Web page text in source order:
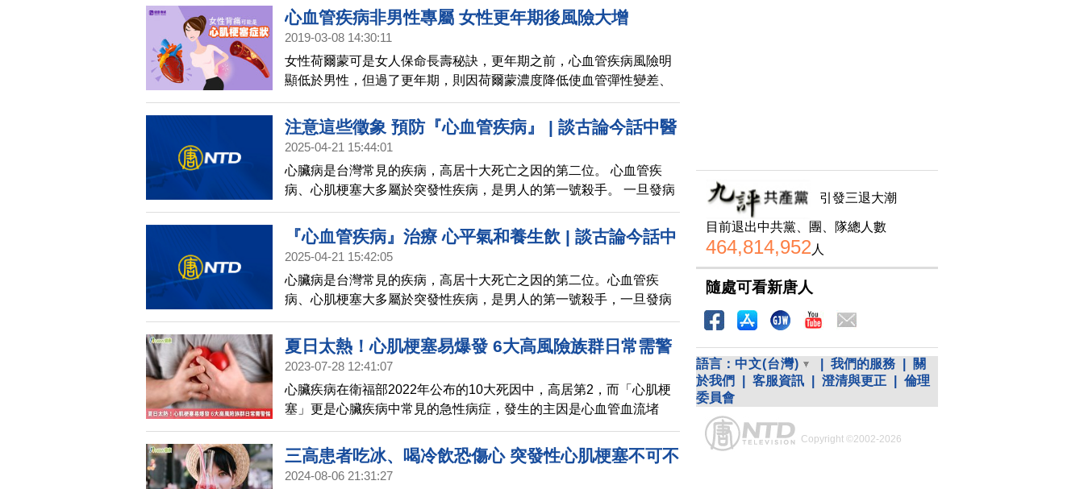
因為突發心肌梗塞，所幸及時獲得治療，他還特地到醫院，感謝醫療
團隊救命之恩。
心血管疾病非男性專屬 女性更年期後風險大增
2019-03-08 14:30:11
女性荷爾蒙可是女人保命長壽秘訣，更年期之前，心血管疾病風險明
顯低於男性，但過了更年期，則因荷爾蒙濃度降低使血管彈性變差、
血壓上升。研究顯示，更年期之後，每5歲增加近1倍心血管疾病死亡
率。
注意這些徵象 預防『心血管疾病』 | 談古論今話中醫
(585)
2025-04-21 15:44:01
心臟病是台灣常見的疾病，高居十大死亡之因的第二位。 心血管疾
病、心肌梗塞大多屬於突發性疾病，是男人的第一號殺手。 一旦發病
往往措手不及，但是高明的醫師往往能從五官或人體特定部位能發現
一些徵兆提高警 覺，作為預防的參考。 這一集很高興邀請到林源泉醫
師來到現場分享治療鼻子過敏的經驗。
『心血管疾病』治療 心平氣和養生飲 | 談古論今話中
醫(586)
2025-04-21 15:42:05
心臟病是台灣常見的疾病，高居十大死亡之因的第二位。心血管疾
病、心肌梗塞大多屬於突發性疾病，是男人的第一號殺手，一旦發病
往往措手不及且治療效果很緩慢。 這一集很高興邀請到林源泉醫師來
到現場分享心血管疾病之治療。
夏日太熱！心肌梗塞易爆發 6大高風險族群日常需警
惕
2023-07-28 12:41:07
心臟疾病在衛福部2022年公布的10大死因中，高居第2，而「心肌梗
塞」更是心臟疾病中常見的急性病症，發生的主因是心血管血流堵
塞，使得心臟失去血液、缺氧，進一步造成患者昏厥、猝死。
《Social Lab社群實驗室》本次透過《OpView社群口碑資料庫》追蹤
近6個月內「心肌梗塞高風險族群」話題的網路聲量表現，帶您了解6
三高患者吃冰、喝冷飲恐傷心 突發性心肌梗塞不可不
防
2024-08-06 21:31:27
引發三退大潮
目前退出中共黨、團、隊總人數
464,814,952 人
隨處可看新唐人
語言： 中文(台灣) 我們的服務
關
於我們
客服資訊 澄清與更正
倫理
委員會
Copyright ©2002-2026